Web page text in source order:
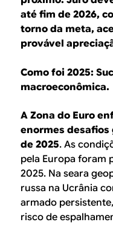
até fim de 2026,
torno da meta,
provável
Como foi 2025:
macroeconômica.
A Zona do Euro
enormes
de 2025. As
pela Europa foram
2025. Na seara
russa na Ucrânia
armado
risco de